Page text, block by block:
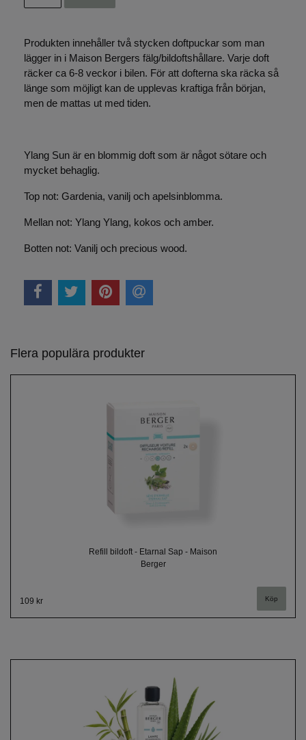
Produkten innehåller två stycken doftpuckar som man
lägger in i Maison Bergers fälg/bildoftshållare. Varje doft
räcker ca 6-8 veckor i bilen. För att dofterna ska räcka så
länge som möjligt kan de upplevas kraftiga från början,
men de mattas ut med tiden.
Ylang Sun är en blommig doft som är något sötare och
mycket behaglig.
Top not: Gardenia, vanilj och apelsinblomma.
Mellan not: Ylang Ylang, kokos och amber.
Botten not: Vanilj och precious wood.
Flera populära produkter
Refill bildoft - Etarnal Sap - Maison
Berger
109 kr